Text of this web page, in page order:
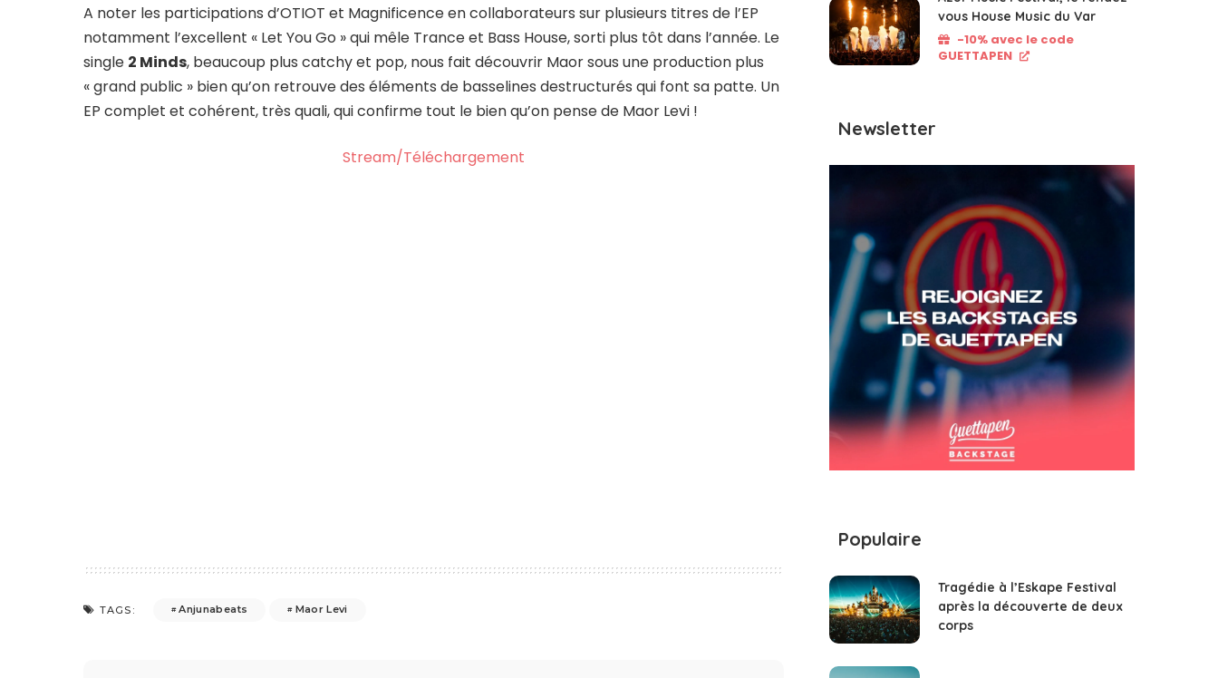
A noter les participations d’OTIOT et Magnificence en collaborateurs sur plusieurs titres de l’EP
notamment l’excellent « Let You Go » qui mêle Trance et Bass House, sorti plus tôt dans l’année. Le
single 2 Minds, beaucoup plus catchy et pop, nous fait découvrir Maor sous une production plus
« grand public » bien qu’on retrouve des éléments de basselines destructurés qui font sa patte. Un
EP complet et cohérent, très quali, qui confirme tout le bien qu’on pense de Maor Levi !
Stream/Téléchargement
TAGS: Anjunabeats Maor Levi
vous House Music du Var
-10% avec le code
GUETTAPEN
Newsletter
Populaire
Tragédie à l’Eskape Festival
après la découverte de deux
corps